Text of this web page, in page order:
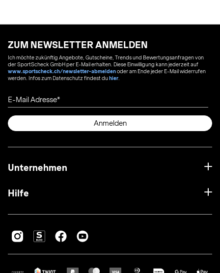
ZUM NEWSLETTER ANMELDEN
Ich möchte zukünftig Angebote, Gutscheine, Trends und Bewertungsanfragen von
der SportScheck GmbH per E-Mail erhalten. Diese Einwilligung kann jederzeit auf
www.sportscheck.ch/newsletter-abmeldenoder am Ende jeder E-Mail widerrufen
werden. Infos zum Datenschutz findest duhier
E-Mail Adresse
Anmelden
Unternehmen
Hilfe